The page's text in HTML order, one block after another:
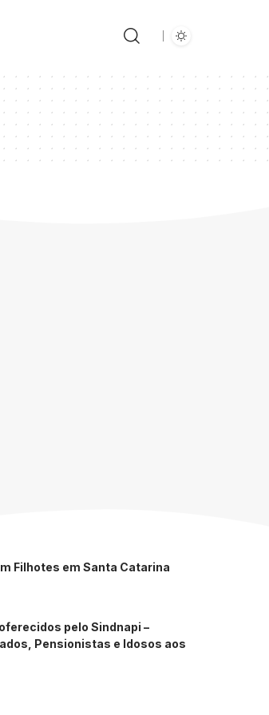
Filhotes em Santa Catarina
pelo Sindnapi –
Pensionistas e Idosos aos